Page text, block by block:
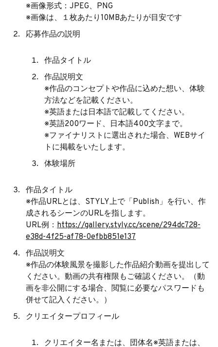
※画像形式：JPEG、PNG
※画像は、１枚あたり10MBあたりが目安です
応募作品の説明
作品タイトル
作品説明文
※作品のコンセプトや作品に込めた想い、体験
方法などを記載ください。
※英語または日本語で記載してください。
※英語200ワード、日本語400文字まで。
※ファイナリストに選出された場合、WEBサイ
トに掲載をいたします。
体験場所
作品タイトル
※作品URLとは、STYLY上で「Publish」を行い、作
成されるシーンのURLを指します。
URL例： https://gallery.styly.cc/scene/294dc728-
e38d-4f25-af78-0efbb851e137
作品説明文
※作品の体験風景を撮影した作品紹介動画を提出して
ください。動画の共有権限もご確認ください。（動
画を⾮公開にする場合、閲覧に必要なパスワードも
併せて記⼊ください。）
クリエイタープロフィール
クリエイター名または、団体名※英語または、